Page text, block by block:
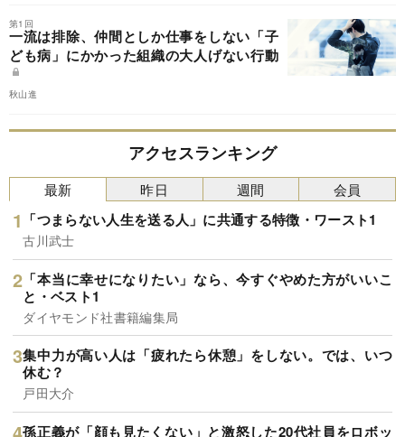
第1回
一流は排除、仲間としか仕事をしない「子
ども病」にかかった組織の大人げない行動
秋山進
アクセスランキング
最新
「つまらない人生を送る人」に共通する特徴・ワースト1
古川武士
「本当に幸せになりたい」なら、今すぐやめた方がいいこ
と・ベスト1
ダイヤモンド社書籍編集局
集中力が高い人は「疲れたら休憩」をしない。では、いつ
休む？
戸田大介
孫正義が「顔も見たくない」と激怒した20代社員をロボッ
昨日 週間 会員